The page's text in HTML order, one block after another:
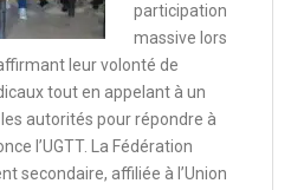
participation
massive lors
leur volonté de
tout en appelant à un
autorités pour répondre à
l’UGTT. La Fédération
secondaire, affiliée à l’Union